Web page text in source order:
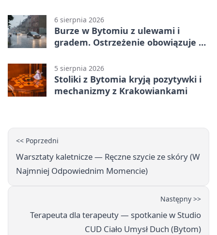
6 sierpnia 2026
Burze w Bytomiu z ulewami i
gradem. Ostrzeżenie obowiązuje do
5 sierpnia 2026
Stoliki z Bytomia kryją pozytywki i
mechanizmy z Krakowiankami
<< Poprzedni
Warsztaty kaletnicze — Ręczne szycie ze skóry (W
Najmniej Odpowiednim Momencie)
Następny >>
Terapeuta dla terapeuty — spotkanie w Studio
CUD Ciało Umysł Duch (Bytom)